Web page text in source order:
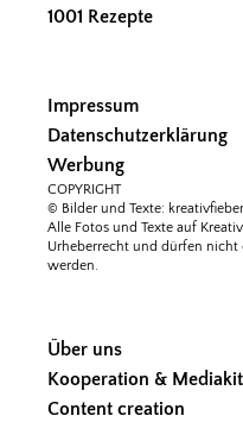
1001 Rezepte
Impressum
Datenschutzerklärung
Werbung
COPYRIGHT
© Bilder und Texte:
Alle Fotos und Texte auf
Urheberrecht und dürfen
werden.
Über uns
Kooperation & Mediakit
Content creation